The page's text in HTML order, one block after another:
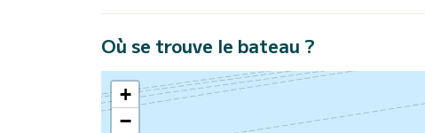
Où se trouve le bateau ?
+
−